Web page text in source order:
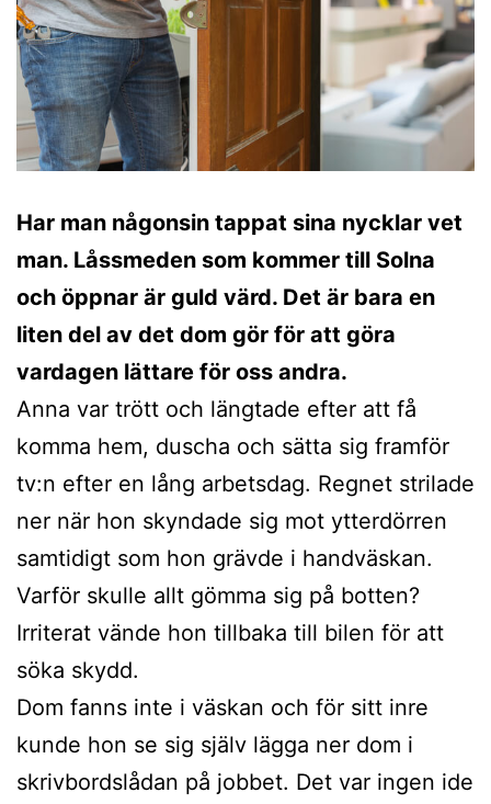
Har man någonsin tappat sina nycklar vet
man. Låssmeden som kommer till Solna
och öppnar är guld värd. Det är bara en
liten del av det dom gör för att göra
vardagen lättare för oss andra.
Anna var trött och längtade efter att få
komma hem, duscha och sätta sig framför
tv:n efter en lång arbetsdag. Regnet strilade
ner när hon skyndade sig mot ytterdörren
samtidigt som hon grävde i handväskan.
Varför skulle allt gömma sig på botten?
Irriterat vände hon tillbaka till bilen för att
söka skydd.
Dom fanns inte i väskan och för sitt inre
kunde hon se sig själv lägga ner dom i
skrivbordslådan på jobbet. Det var ingen ide